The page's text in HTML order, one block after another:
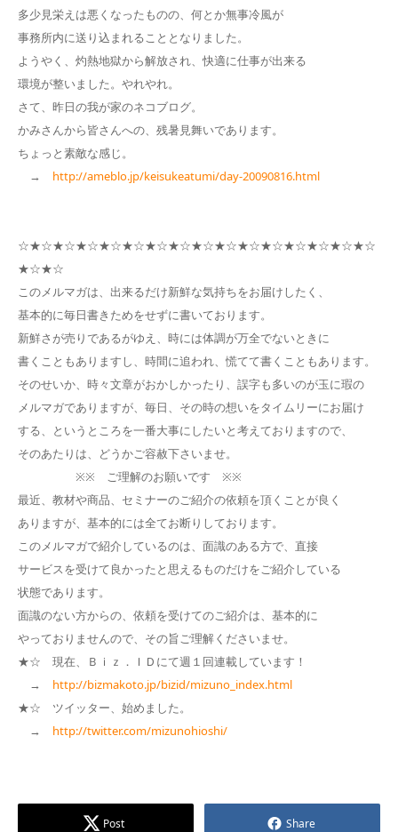
多少見栄えは悪くなったものの、何とか無事冷風が
事務所内に送り込まれることとなりました。
ようやく、灼熱地獄から解放され、快適に仕事が出来る
環境が整いました。やれやれ。
さて、昨日の我が家のネコブログ。
かみさんから皆さんへの、残暑見舞いであります。
ちょっと素敵な感じ。
→ http://ameblo.jp/keisukeatumi/day-20090816.html
☆★☆★☆★☆★☆★☆★☆★☆★☆★☆★☆★☆★☆★☆★☆★☆
★☆★☆
このメルマガは、出来るだけ新鮮な気持ちをお届けしたく、
基本的に毎日書きためをせずに書いております。
新鮮さが売りであるがゆえ、時には体調が万全でないときに
書くこともありますし、時間に追われ、慌てて書くこともあります。
そのせいか、時々文章がおかしかったり、誤字も多いのが玉に瑕の
メルマガでありますが、毎日、その時の想いをタイムリーにお届け
する、というところを一番大事にしたいと考えておりますので、
そのあたりは、どうかご容赦下さいませ。
※※ ご理解のお願いです ※※
最近、教材や商品、セミナーのご紹介の依頼を頂くことが良く
ありますが、基本的には全てお断りしております。
このメルマガで紹介しているのは、面識のある方で、直接
サービスを受けて良かったと思えるものだけをご紹介している
状態であります。
面識のない方からの、依頼を受けてのご紹介は、基本的に
やっておりませんので、その旨ご理解くださいませ。
★☆ 現在、Ｂｉｚ．ＩＤにて週１回連載しています！
→ http://bizmakoto.jp/bizid/mizuno_index.html
★☆ ツイッター、始めました。
→ http://twitter.com/mizunohioshi/
Post Share